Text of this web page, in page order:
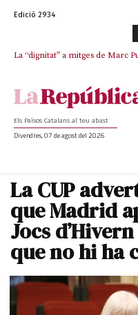
Edició 2934
La “dignitat” a mitges de Marc
Els Països Catalans al teu abast
Divendres, 07 de agost del 2026
La CUP
que Madrid
Jocs
que no hi ha